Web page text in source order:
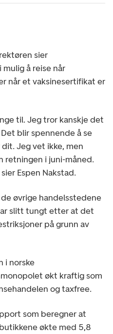
sier
å reise når
når et vaksinesertifikat er
til. Jeg tror kanskje det
blir spennende å se
Jeg vet ikke, men
retningen i juni-måned.
Espen Nakstad.
øvrige handelsstedene
slitt tungt etter at det
på grunn av
i norske
økt kraftig som
og taxfree.
som beregner at
økte med 5,8